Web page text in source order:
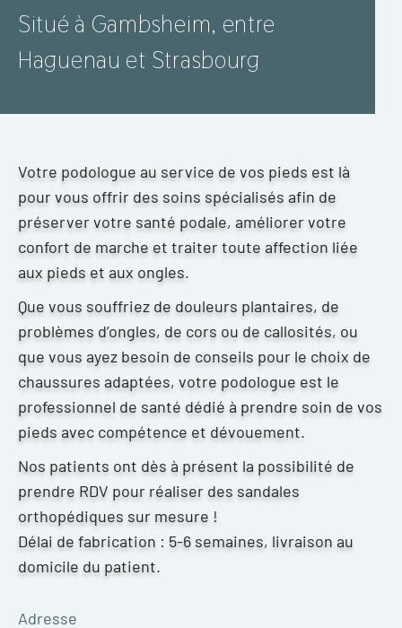
Situé à Gambsheim, entre
Haguenau et Strasbourg
Votre podologue au service de vos pieds est là
pour vous offrir des soins spécialisés afin de
préserver votre santé podale, améliorer votre
confort de marche et traiter toute affection liée
aux pieds et aux ongles.
Que vous souffriez de douleurs plantaires, de
problèmes d’ongles, de cors ou de callosités, ou
que vous ayez besoin de conseils pour le choix de
chaussures adaptées, votre podologue est le
professionnel de santé dédié à prendre soin de vos
pieds avec compétence et dévouement.
Nos patients ont dès à présent la possibilité de
prendre RDV pour réaliser des sandales
orthopédiques sur mesure !
Délai de fabrication : 5-6 semaines, livraison au
domicile du patient.
Adresse